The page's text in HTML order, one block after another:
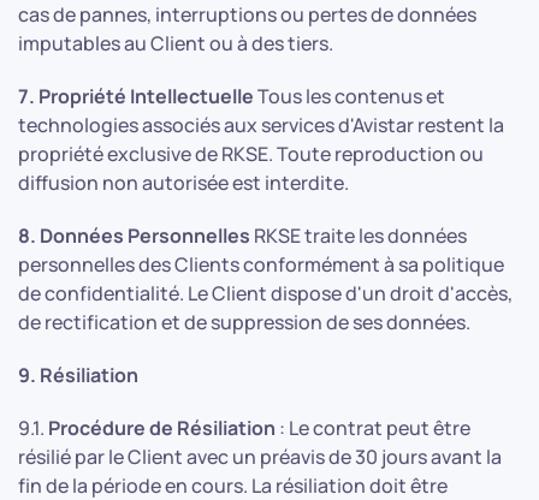
cas de pannes, interruptions ou pertes de données
imputables au Client ou à des tiers.
7. Propriété IntellectuelleTous les contenus et
technologies associés aux services d'Avistar restent la
propriété exclusive de RKSE. Toute reproduction ou
diffusion non autorisée est interdite.
8. Données Personnelles RKSE traite les données
personnelles des Clients conformément à sa politique
de confidentialité. Le Client dispose d'un droit d'accès,
de rectification et de suppression de ses données.
9. Résiliation
9.1. Procédure de Résiliation : Le contrat peut être
résilié par le Client avec un préavis de 30 jours avant la
fin de la période en cours. La résiliation doit être